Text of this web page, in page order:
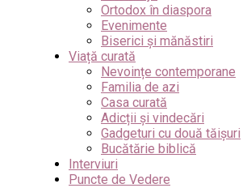
Ortodox în diaspora
Evenimente
Biserici și mănăstiri
Viață curată
Nevoințe contemporane
Familia de azi
Casa curată
Adicții și vindecări
Gadgeturi cu două tăișuri
Bucătărie biblică
Interviuri
Puncte de Vedere